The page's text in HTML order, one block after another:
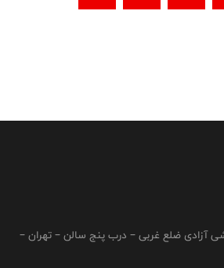
آزادی ضلع غربی – درب پنج سالن – تهران –